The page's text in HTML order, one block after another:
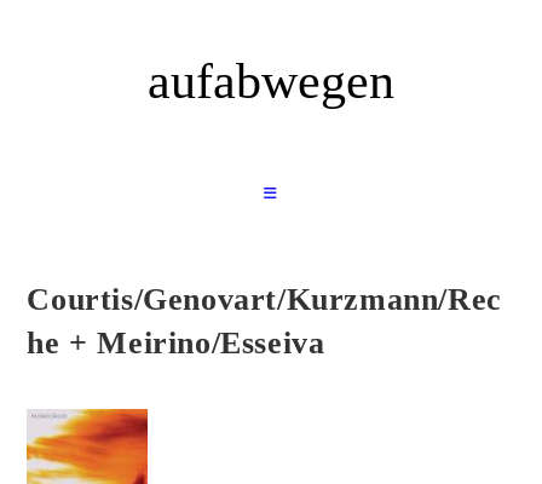
aufabwegen
Courtis/Genovart/Kurzmann/Rec
he + Meirino/Esseiva